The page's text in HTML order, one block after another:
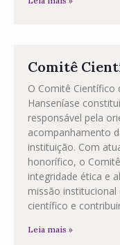
Comitê
O Comitê Científico
Hanseníase
responsável pela
acompanhamento
instituição. Com
honorífico, o
integridade ética e
missão
científico e
Leia mais »